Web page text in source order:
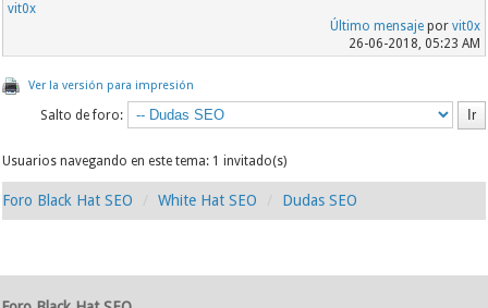
vit0x
Último mensajepor vit0x
26-06-2018, 05:23 AM
Ver la versión para impresión
Salto de foro:
Usuarios navegando en este tema: 1 invitado(s)
Foro Black Hat SEO White Hat SEO Dudas SEO